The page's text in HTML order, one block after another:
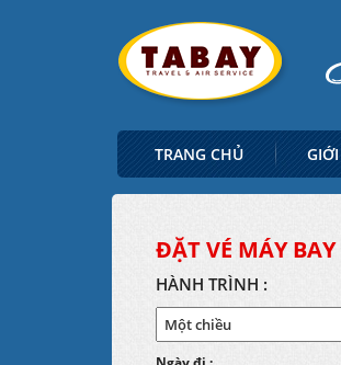
TRANG CHỦ
ĐẶT VÉ MÁY BAY
HÀNH TRÌNH :